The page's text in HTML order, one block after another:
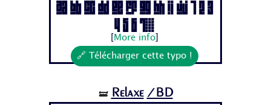
Aa Bb Cc Dd Ee Ff Gg Hh Ii Jj 1 2 3
4 5 6 7...
More info]
🔗 Télécharger cette typo !
🝛 Relaxe /BD